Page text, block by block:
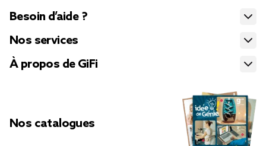
Besoin d’aide ?
Nos services
À propos de GiFi
Nos catalogues